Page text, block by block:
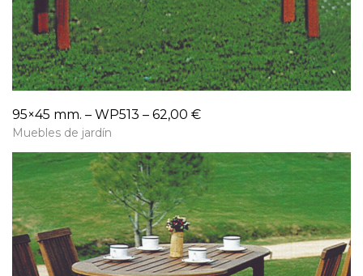
95×45 mm. – WP513 – 62,00 €
Muebles de jardín